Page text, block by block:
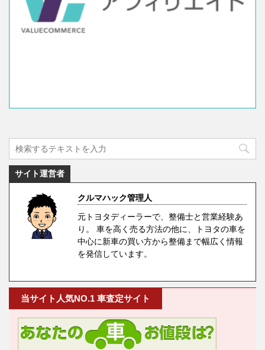
サイト運営者
クルマハック管理人
元トヨタディーラーで、整備士と営業経験あ
り。 車を高く売る方法の他に、トヨタの車を
中心に新車の買い方から整備まで幅広く情報
を発信しています。
当サイト人気NO.1 車査定サイト